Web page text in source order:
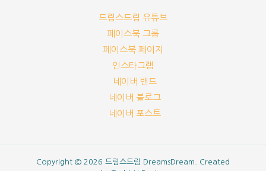
드림스드림 유튜브
페이스북 그룹
페이스북 페이지
인스타그램
네이버 밴드
네이버 블로그
네이버 포스트
Copyright © 2026 드림스드림 DreamsDream. Created